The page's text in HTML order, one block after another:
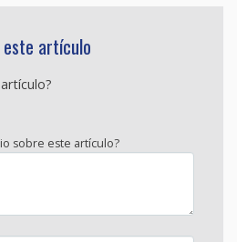
artículo
sobre este artículo?